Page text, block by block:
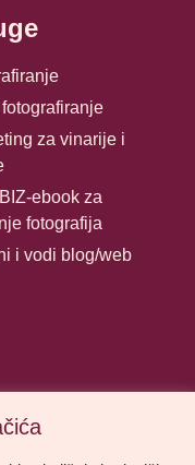
za vinarije i
ebook za
fotografija
i vodi blog/web